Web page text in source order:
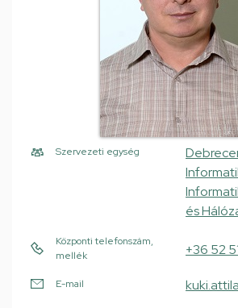
Szervezeti egység
és
Központi telefonszám,
mellék
+36 52
E-mail